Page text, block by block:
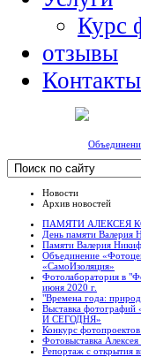
Курс
отзывы
Контакты
Новости
Архив новостей
ПАМЯТИ АЛЕКСЕЯ
День памяти Валерия
Памяти Валерия
Объединение
«СамоИзоляция»
Фотолаборатория в
июня 2020 г.
"Времена года:
Выставка
И СЕГОДНЯ»
Конкурс
Фотовыставка
Репортаж с открытия